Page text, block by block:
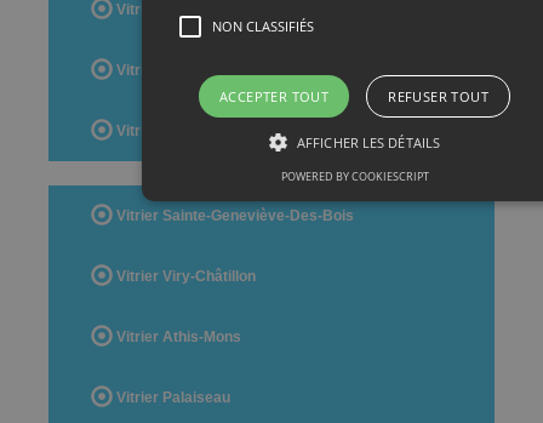
Vitrier Massy
Vitrier Corbeil-Essonnes
Vitrier Savigny-Sur-Orge
Vitrier Sainte-Geneviève-Des-Bois
Vitrier Viry-Châtillon
Vitrier Athis-Mons
Vitrier Palaiseau
NON CLASSIFIÉS
ACCEPTER TOUT REFUSER TOUT
AFFICHER LES DÉTAILS
POWERED BY COOKIESCRIPT